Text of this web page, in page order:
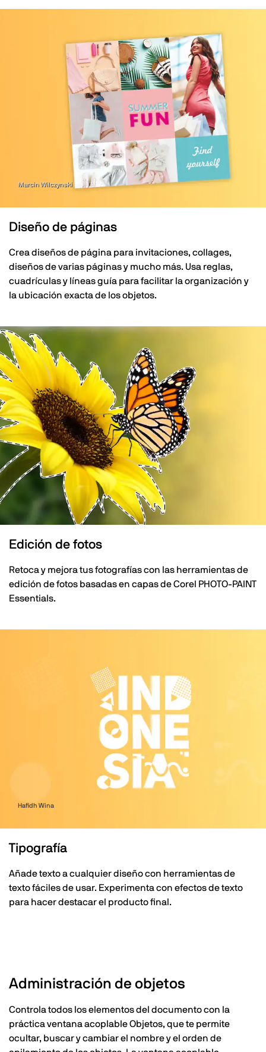
Marcin Wilczynski
Diseño de páginas
Crea diseños de página para invitaciones, collages,
diseños de varias páginas y mucho más. Usa reglas,
cuadrículas y líneas guía para facilitar la organización y
la ubicación exacta de los objetos.
Edición de fotos
Retoca y mejora tus fotografías con las herramientas de
edición de fotos basadas en capas de Corel PHOTO-PAINT
Essentials.
Hafidh Wina
Tipografía
Añade texto a cualquier diseño con herramientas de
texto fáciles de usar. Experimenta con efectos de texto
para hacer destacar el producto final.
Administración de objetos
Controla todos los elementos del documento con la
práctica ventana acoplable Objetos, que te permite
ocultar, buscar y cambiar el nombre y el orden de